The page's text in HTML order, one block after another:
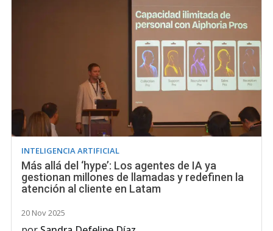
INTELIGENCIA ARTIFICIAL
Más allá del ‘hype’: Los agentes de IA ya
gestionan millones de llamadas y redefinen la
atención al cliente en Latam
20 Nov 2025